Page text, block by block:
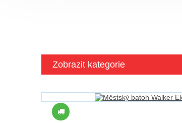
Zobrazit kategorie